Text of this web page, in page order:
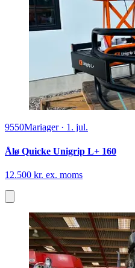
9550Mariager· 1. jul.
Ålø Quicke Unigrip L+ 160
12.500 kr. ex. moms